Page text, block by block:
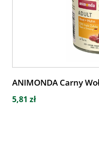
ANIMONDA Carny
5,81 zł